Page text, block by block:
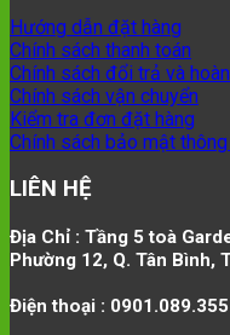
Hướng dẫn đặt hàng
Chính sách thanh toán
Chính sách đổi trả và
Chính sách vận chuyển
Kiểm tra đơn đặt hàng
Chính sách bảo mật
LIÊN HỆ
Địa Chỉ : Tầng 5 toà
Phường 12, Q. Tân Bình,
Điện thoại : 0901.089.355